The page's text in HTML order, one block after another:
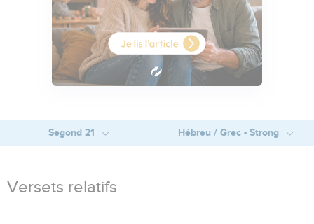
Segond 21 Hébreu / Grec - Strong
Versets relatifs